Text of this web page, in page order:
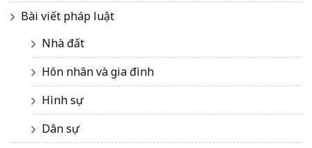
Bài viết pháp luật
Nhà đất
Hôn nhân và gia đình
Hình sự
Dân sự